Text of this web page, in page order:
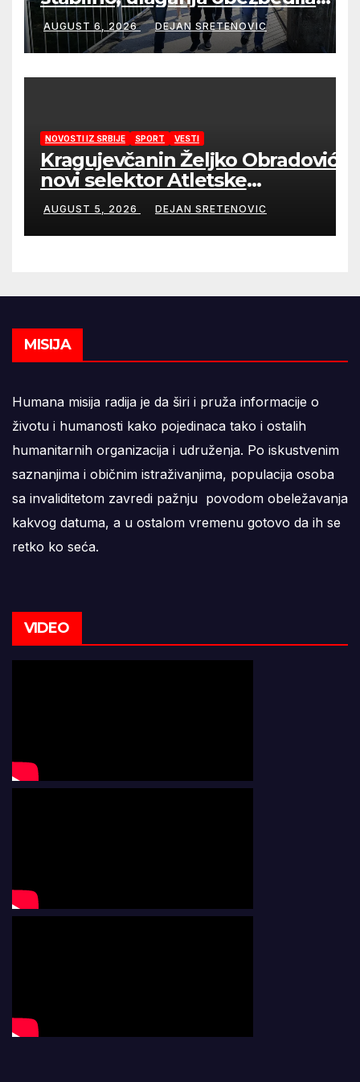
sigurnije snabdevanje
AUGUST 6, 2026 DEJAN SRETENOVIC
NOVOSTI IZ SRBIJE SPORT VESTI
Kragujevčanin Željko Obradović
novi selektor Atletske
reprezentacije Srbije
AUGUST 5, 2026 DEJAN SRETENOVIC
MISIJA
Humana misija radija je da širi i pruža informacije o
životu i humanosti kako pojedinaca tako i ostalih
humanitarnih organizacija i udruženja. Po iskustvenim
saznanjima i običnim istraživanjima, populacija osoba
sa invaliditetom zavredi pažnju povodom obeležavanja
kakvog datuma, a u ostalom vremenu gotovo da ih se
retko ko seća.
VIDEO